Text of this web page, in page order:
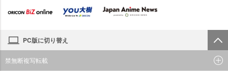
PC版に切り替え
禁無断複写転載